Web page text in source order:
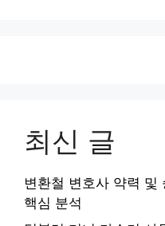
최신 글
변환철 변호사 약력 및
핵심 분석